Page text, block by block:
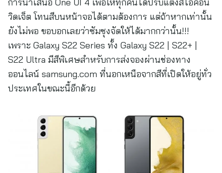
วิดเจ็ต โทนสีบนหน้าจอได้ตามต้องการ แต่ถ้าหากเท่านั้น
ยังไม่พอ ขอบอกเลยว่าซัมซุงจัดให้ได้มากกว่านั้น!!!
เพราะ Galaxy S22 Series ทั้ง Galaxy S22 | S22+ |
S22 Ultra มีสีพิเศษสำหรับการส่งจองผ่านช่องทาง
ออนไลน์ samsung.com ที่นอกเหนือจากสีที่เปิดให้อยู่ทั่ว
ประเทศในขณะนี้อีกด้วย